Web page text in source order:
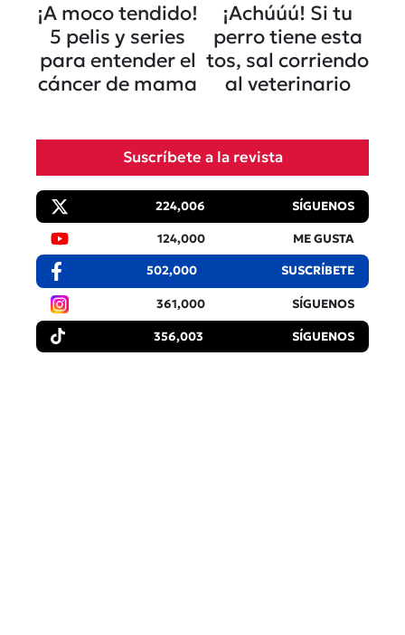
¡A moco tendido!
5 pelis y series
para entender el
cáncer de mama
¡Achúúú! Si tu
perro tiene esta
tos, sal corriendo
al veterinario
Suscríbete a la revista
224,006 SÍGUENOS
124,000 ME GUSTA
502,000 SUSCRÍBETE
361,000 SÍGUENOS
356,003 SÍGUENOS